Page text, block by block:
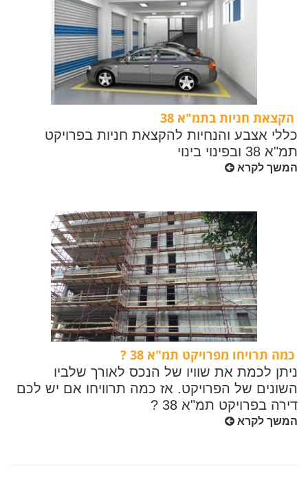
הקצאת חניות בתמ"א 38
כללי אצבע והנחיות להקצאת חניות בפרויקט
תמ"א 38 ובפינוי בינוי
המשך לקרא
כמה תרויחו מפרויקט תמ"א 38 ?
ניתן לכמת את שוויו של הנכס לאורך שלביו
השונים של הפרויקט. אז כמה תרוויחו אם יש לכם
דירה בפרויקט תמ"א 38 ?
המשך לקרא